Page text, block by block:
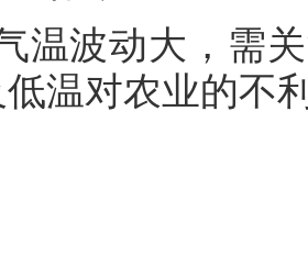
温波动大，需
低温对农业的不